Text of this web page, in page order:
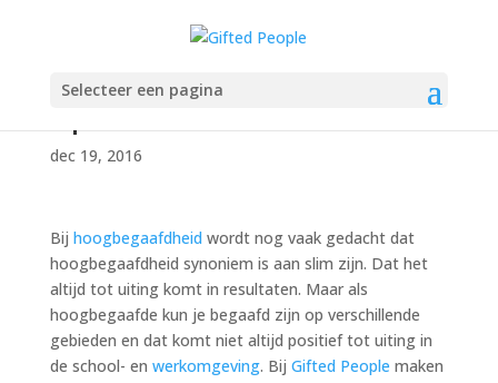
Selecteer een pagina
Creatief hoogbegaafden
op school
dec 19, 2016
Bij hoogbegaafdheid wordt nog vaak gedacht dat
hoogbegaafdheid synoniem is aan slim zijn. Dat het
altijd tot uiting komt in resultaten. Maar als
hoogbegaafde kun je begaafd zijn op verschillende
gebieden en dat komt niet altijd positief tot uiting in
de school- en werkomgeving. Bij Gifted People maken